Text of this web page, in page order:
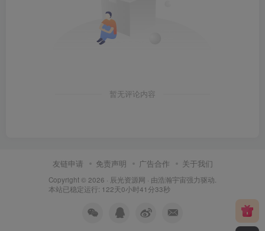
暂无评论内容
友链申请 免责声明 广告合作 关于我们
Copyright © 2026 · 辰光资源网 · 由浩瀚宇宙强力驱动.
本站已稳定运行: 122天0小时41分33秒